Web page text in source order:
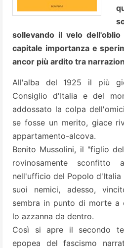
sollevando il velo
capitale importanza e
ancor più ardito tra
All'alba del 1925 il più
Consiglio d'Italia e del
addossato la colpa
se fosse un merito, giace
appartamento-alcova.
Benito Mussolini, il "figlio
rovinosamente sconfitto
nell'ufficio del Popolo
suoi nemici, adesso,
sembra in punto di morte a
lo azzanna da dentro.
Così si apre il secondo
epopea del fascismo